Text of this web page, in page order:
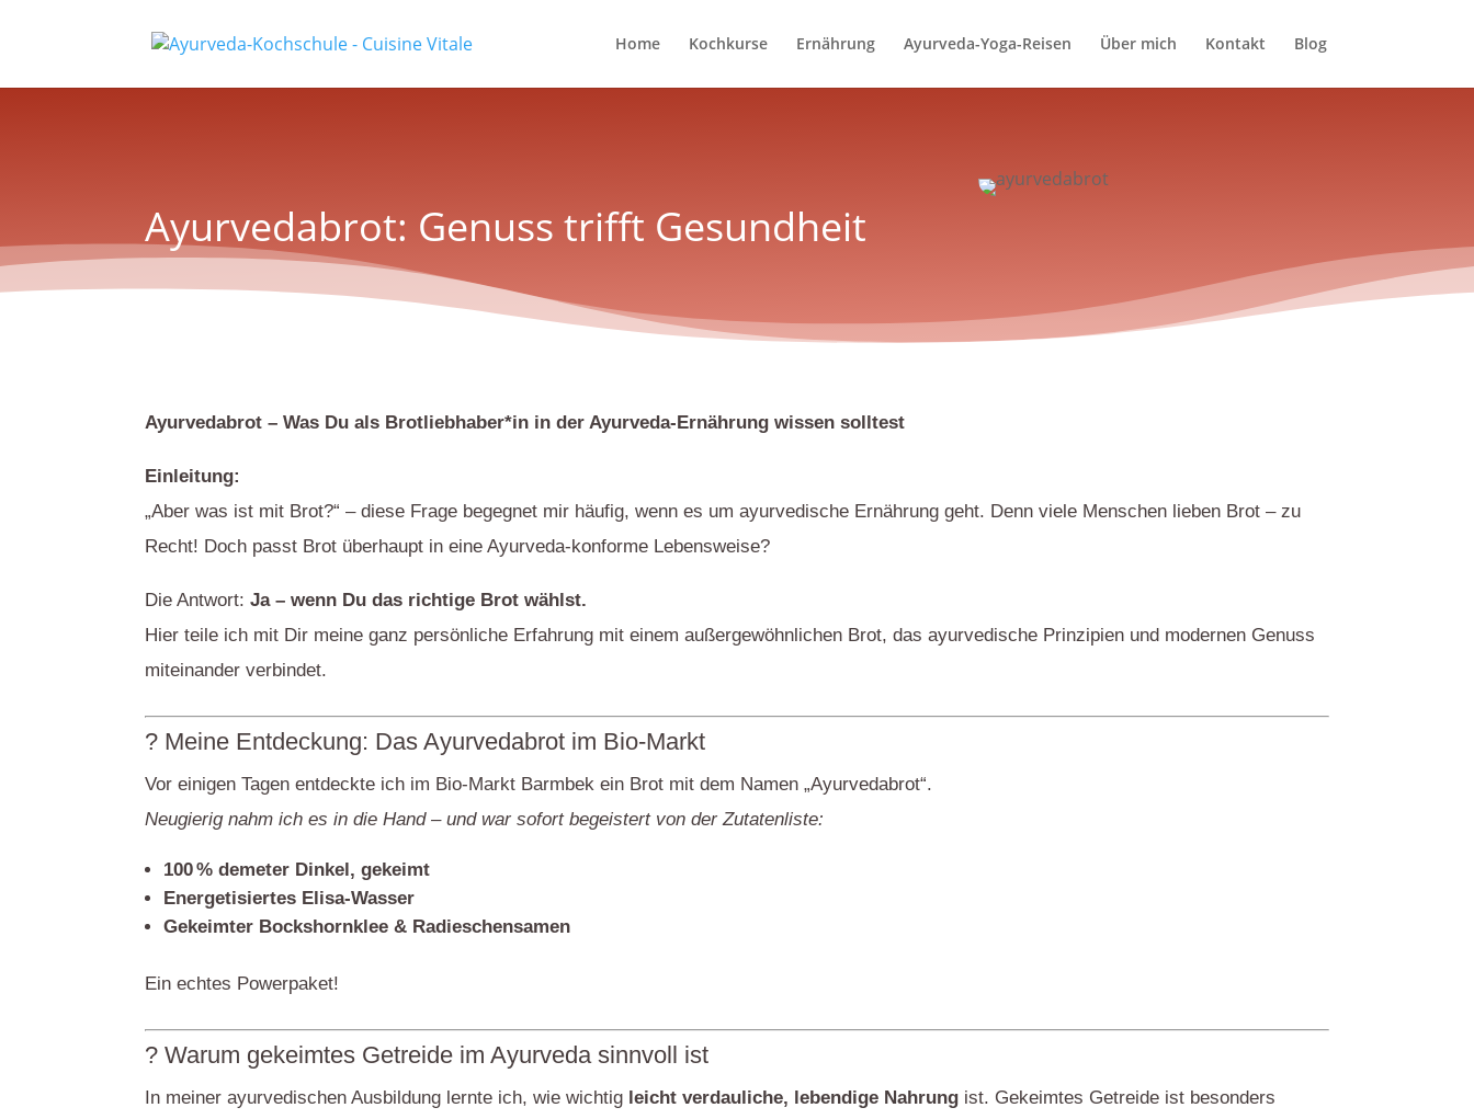
Home Kochkurse Ernährung Ayurveda-Yoga-Reisen Über mich Kontakt Blog
Ayurvedabrot: Genuss trifft Gesundheit
Ayurvedabrot – Was Du als Brotliebhaber*in in der Ayurveda-Ernährung wissen solltest
Einleitung:
„Aber was ist mit Brot?“ – diese Frage begegnet mir häufig, wenn es um ayurvedische Ernährung geht. Denn viele Menschen lieben Brot – zu
Recht! Doch passt Brot überhaupt in eine Ayurveda-konforme Lebensweise?
Die Antwort: Ja – wenn Du das richtige Brot wählst.
Hier teile ich mit Dir meine ganz persönliche Erfahrung mit einem außergewöhnlichen Brot, das ayurvedische Prinzipien und modernen Genuss
miteinander verbindet.
? Meine Entdeckung: Das Ayurvedabrot im Bio-Markt
Vor einigen Tagen entdeckte ich im Bio-Markt Barmbek ein Brot mit dem Namen „Ayurvedabrot“.
Neugierig nahm ich es in die Hand – und war sofort begeistert von der Zutatenliste:
100 % demeter Dinkel, gekeimt
Energetisiertes Elisa-Wasser
Gekeimter Bockshornklee & Radieschensamen
Ein echtes Powerpaket!
? Warum gekeimtes Getreide im Ayurveda sinnvoll ist
In meiner ayurvedischen Ausbildung lernte ich, wie wichtig leicht verdauliche, lebendige Nahrung ist. Gekeimtes Getreide ist besonders